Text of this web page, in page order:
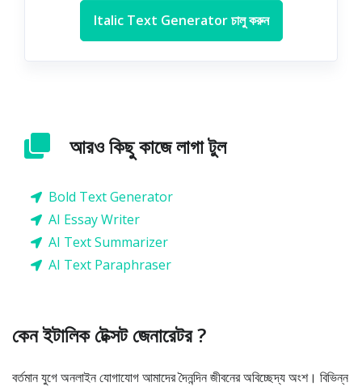
Italic Text Generator চালু করুন
আরও কিছু কাজে লাগা টুল
Bold Text Generator
AI Essay Writer
AI Text Summarizer
AI Text Paraphraser
কেন ইটালিক টেক্সট জেনারেটর ?
বর্তমান যুগে অনলাইন যোগাযোগ আমাদের দৈনন্দিন জীবনের অবিচ্ছেদ্য অংশ। বিভিন্ন